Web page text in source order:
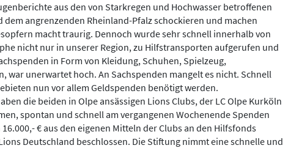
aus den von Starkregen und Hochwasser betroffenen
angrenzenden Rheinland-Pfalz schockieren und machen
macht traurig. Dennoch wurde sehr schnell innerhalb von
nicht nur in unserer Region, zu Hilfstransporten aufgerufen und
in Form von Kleidung, Schuhen, Spielzeug,
war unerwartet hoch. An Sachspenden mangelt es nicht. Schnell
nun vor allem Geldspenden benötigt werden.
die beiden in Olpe ansässigen Lions Clubs, der LC Olpe Kurköln
spontan und schnell am vergangenen Wochenende Spenden
€ aus den eigenen Mitteln der Clubs an den Hilfsfonds
Deutschland beschlossen. Die Stiftung nimmt eine schnelle und